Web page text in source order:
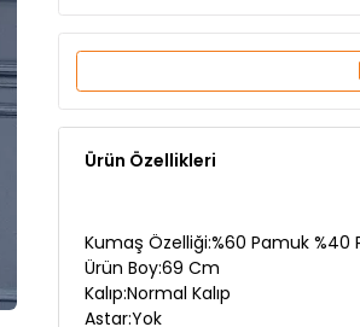
Ürün Özellikleri
Kalıp:Normal Kalıp
Astar:Yok
Fermuar:Yok
Esneklik:Var